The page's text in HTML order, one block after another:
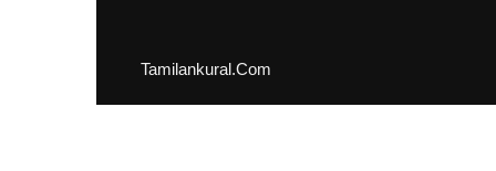
Tamilankural.Com